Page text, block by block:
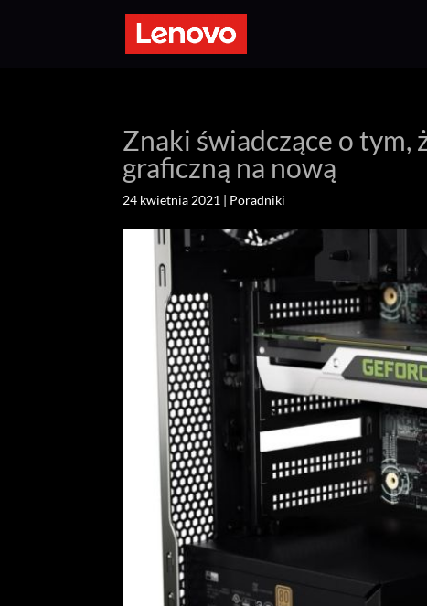
Znaki świadczące o
graficzną na nową
24 kwietnia 2021 | Poradniki